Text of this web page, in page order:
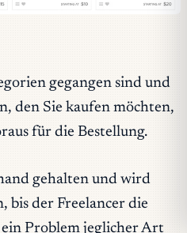
gegangen sind und
den Sie kaufen möchten,
für die Bestellung.
gehalten und wird
bis der Freelancer die
Problem jeglicher Art